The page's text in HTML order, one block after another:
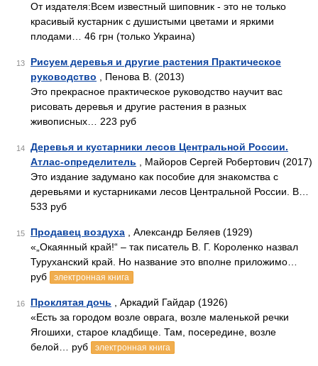
От издателя:Всем известный шиповник - это не только
красивый кустарник с душистыми цветами и яркими
плодами… 46 грн (только Украина)
13
Рисуем деревья и другие растения Практическое
руководство , Пенова В. (2013)
Это прекрасное практическое руководство научит вас
рисовать деревья и другие растения в разных
живописных… 223 руб
14
Деревья и кустарники лесов Центральной России.
Атлас-определитель , Майоров Сергей Робертович (2017)
Это издание задумано как пособие для знакомства с
деревьями и кустарниками лесов Центральной России. В…
533 руб
15 Продавец воздуха , Александр Беляев (1929)
«„Окаянный край!“ – так писатель В. Г. Короленко назвал
Туруханский край. Но название это вполне приложимо…
руб
электронная книга
16 Проклятая дочь , Аркадий Гайдар (1926)
«Есть за городом возле оврага, возле маленькой речки
Ягошихи, старое кладбище. Там, посередине, возле
белой… руб
электронная книга